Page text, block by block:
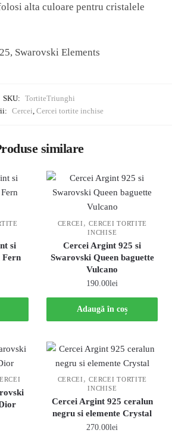
alta culoare pentru cristalele
Swarovski Elements
SKU: TortiteTriunghi
Cercei, Cercei tortite inchise
similare
si
Fern
CERCEI ,CERCEI TORTITE
INCHISE
Cercei Argint 925 si
Swarovski Queen baguette
Vulcano
190.00lei
Adaugă în coș
CERCEI ,CERCEI TORTITE
INCHISE
Cercei Argint 925 ceralun
negru si elemente Crystal
270.00lei